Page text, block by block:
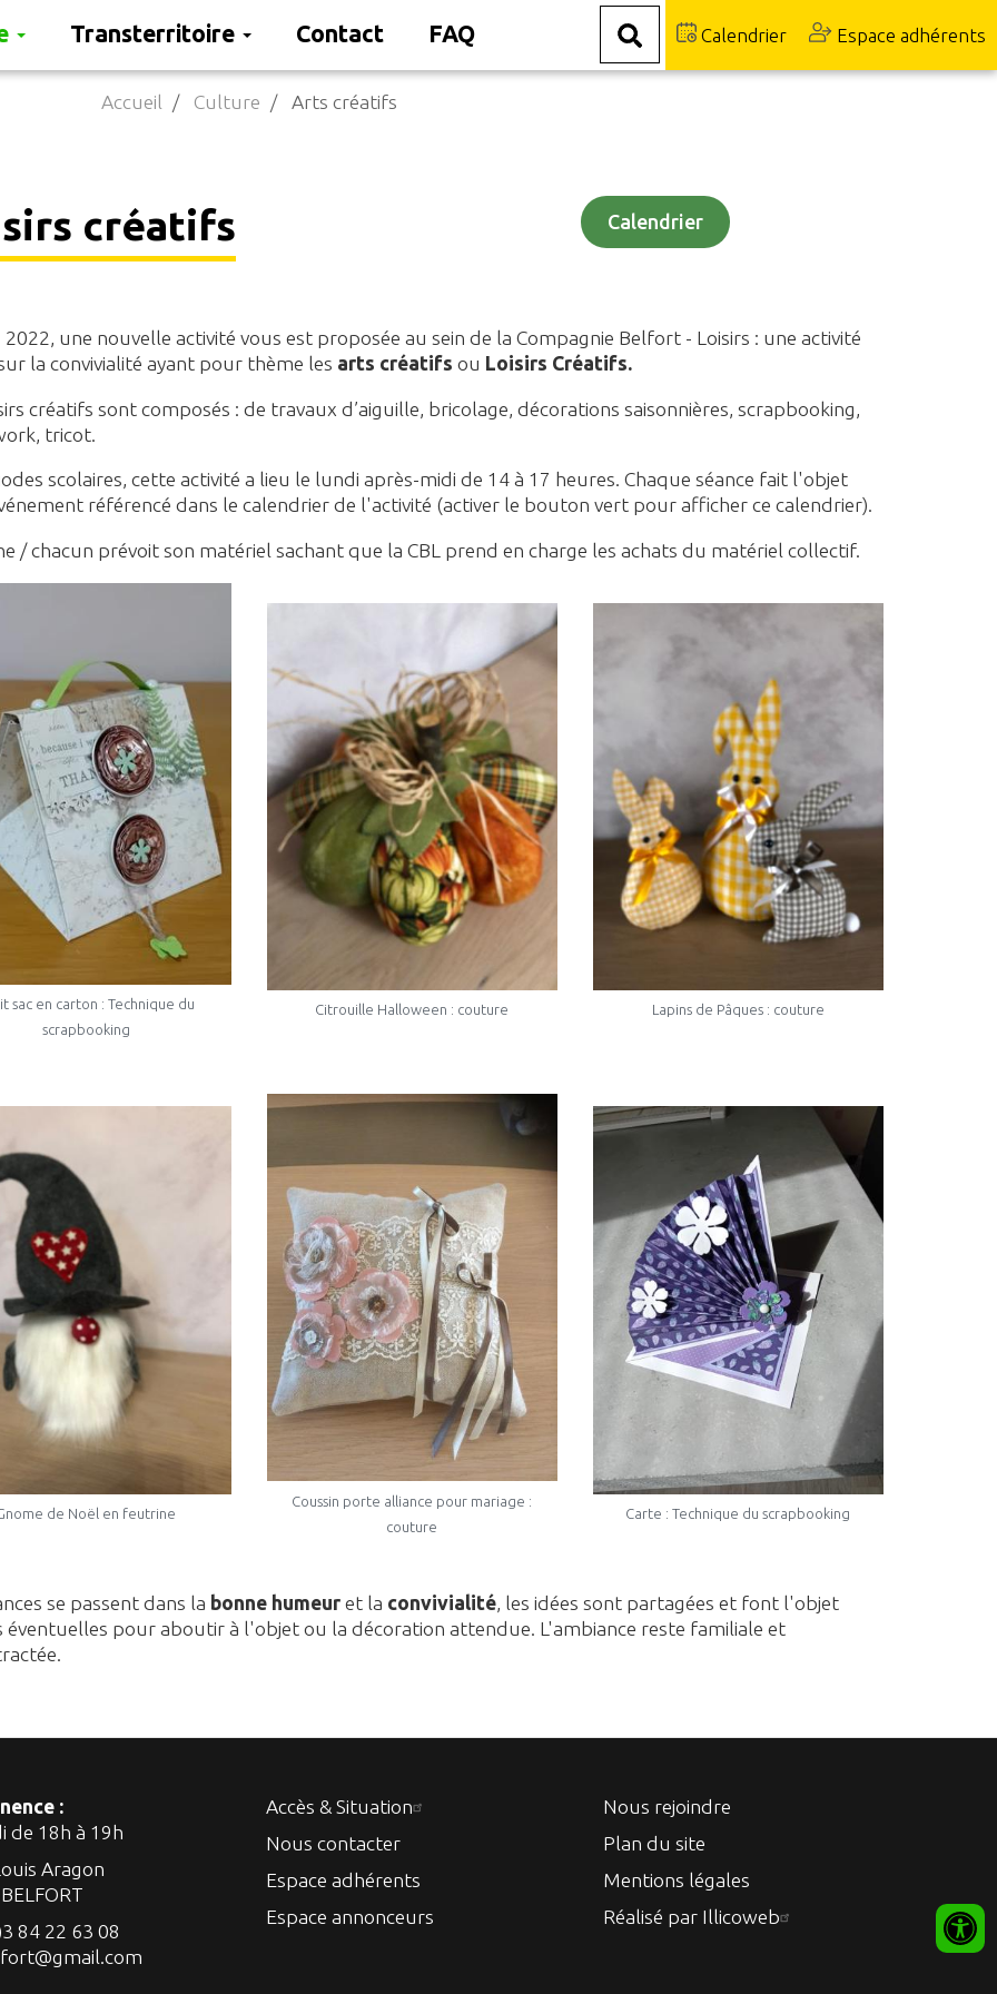
Transterritoire Contact FAQ Calendrier Espace adhérents
Accueil Culture Arts créatifs
créatifs Calendrier
2022, une nouvelle activité vous est proposée au sein de la Compagnie Belfort - Loisirs : une activité
la convivialité ayant pour thème les arts créatifs ou Loisirs Créatifs.
créatifs sont composés : de travaux d’aiguille, bricolage, décorations saisonnières, scrapbooking,
tricot.
scolaires, cette activité a lieu le lundi après-midi de 14 à 17 heures. Chaque séance fait l'objet
référencé dans le calendrier de l'activité (activer le bouton vert pour afficher ce calendrier).
/ chacun prévoit son matériel sachant que la CBL prend en charge les achats du matériel collectif.
sac en carton : Technique du
scrapbooking
Citrouille Halloween : couture Lapins de Pâques : couture
de Noël en feutrine
Coussin porte alliance pour mariage :
couture
Carte : Technique du scrapbooking
se passent dans la bonne humeuret la convivialité, les idées sont partagées et font l'objet
éventuelles pour aboutir à l'objet ou la décoration attendue. L'ambiance reste familiale et
:
de 18h à 19h
Aragon
84 22 63 08
Accès & Situation
Nous contacter
Espace adhérents
Espace annonceurs
Nous rejoindre
Plan du site
Mentions légales
Réalisé par Illicoweb